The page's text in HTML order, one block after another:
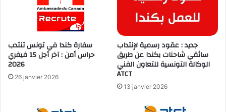
سفارة كندا في تونس تنتدب
حراس أمن : آخر أجل 15 فيفري
2026
26 janvier 2026
جديد : عقود رسمية لإنتداب
سائقي شاحنات بكندا عن طريق
الوكالة التونسية للتعاون الفني
ATCT
13 janvier 2026